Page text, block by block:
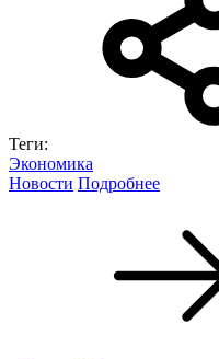
Теги:
Экономика
Новости Подробнее